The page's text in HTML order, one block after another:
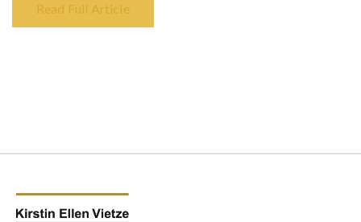
Read Full Article